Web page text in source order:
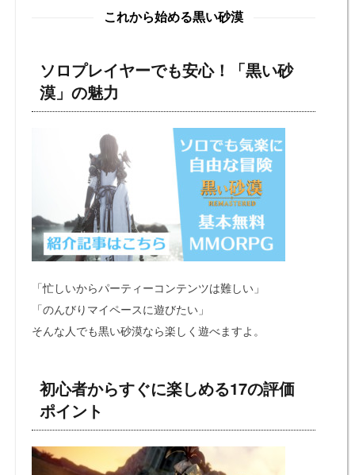
これから始める黒い砂漠
ソロプレイヤーでも安心！「黒い砂
漠」の魅力
「忙しいからパーティーコンテンツは難しい」
「のんびりマイペースに遊びたい」
そんな人でも黒い砂漠なら楽しく遊べますよ。
初心者からすぐに楽しめる17の評価
ポイント